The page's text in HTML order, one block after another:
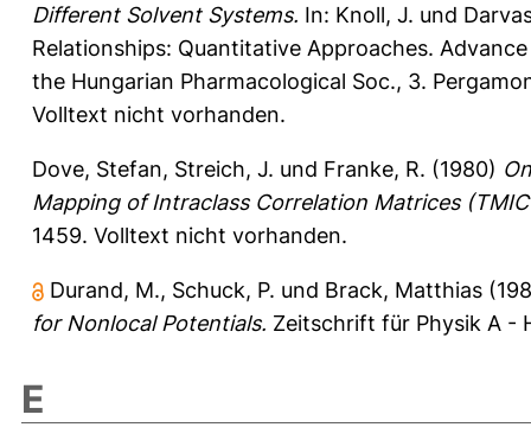
Different Solvent Systems. In: Knoll, J. und
Relationships: Quantitative Approaches.
the Hungarian Pharmacological Soc., 3.
Volltext nicht vorhanden.
Dove, Stefan, Streich, J. und Franke, R. (1980)
Mapping of Intraclass Correlation Matrices
1459. Volltext nicht vorhanden.
Durand, M., Schuck, P. und Brack, Matthias
for Nonlocal Potentials. Zeitschrift für Physik A -
E